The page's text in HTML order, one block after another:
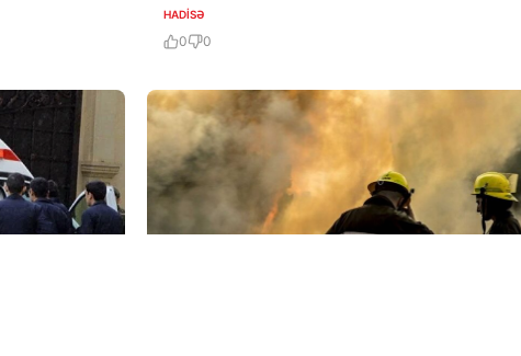
HADISƏ
0 0